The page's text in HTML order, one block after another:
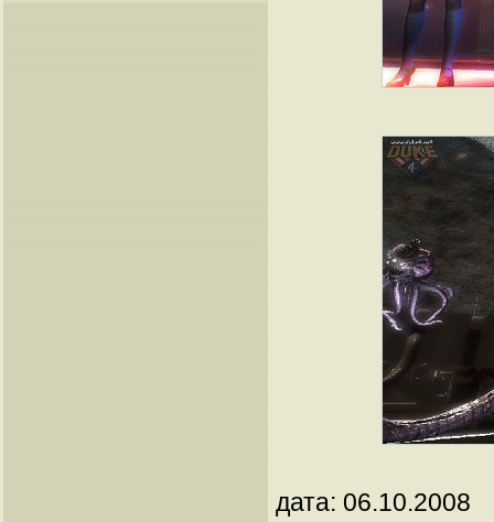
дата: 06.10.2008